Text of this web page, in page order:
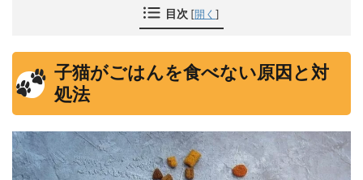
目次 [開く ]
子猫がごはんを食べない原因と対
処法